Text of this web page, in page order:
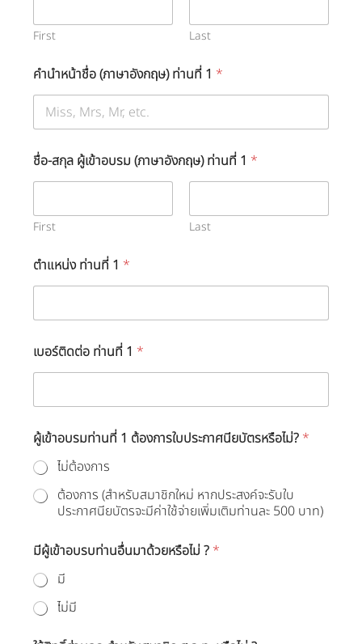
First Last
คำนำหน้าชื่อ (ภาษาอังกฤษ) ท่านที่ 1 *
ชื่อ-สกุล ผู้เข้าอบรม (ภาษาอังกฤษ) ท่านที่ 1 *
First Last
ตำแหน่ง ท่านที่ 1 *
เบอร์ติดต่อ ท่านที่ 1 *
ผู้เข้าอบรมท่านที่ 1 ต้องการใบประกาศนียบัตรหรือไม่? *
ไม่ต้องการ
ต้องการ (สำหรับสมาชิกใหม่ หากประสงค์จะรับใบ
ประกาศนียบัตรจะมีค่าใช้จ่ายเพิ่มเติมท่านละ 500 บาท)
มีผู้เข้าอบรบท่านอื่นมาด้วยหรือไม่ ? *
มี
ไม่มี